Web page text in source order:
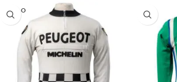
SOLD O
UT